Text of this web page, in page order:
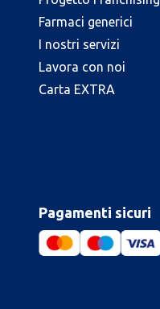
Farmaci generici
I nostri servizi
Lavora con noi
Carta EXTRA
Pagamenti sicuri